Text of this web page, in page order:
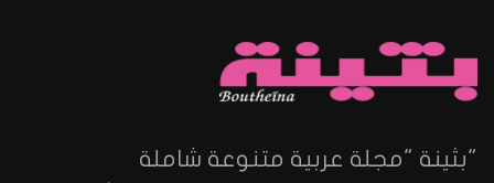
"بثينة "مجلة عربية متنوعة شاملة